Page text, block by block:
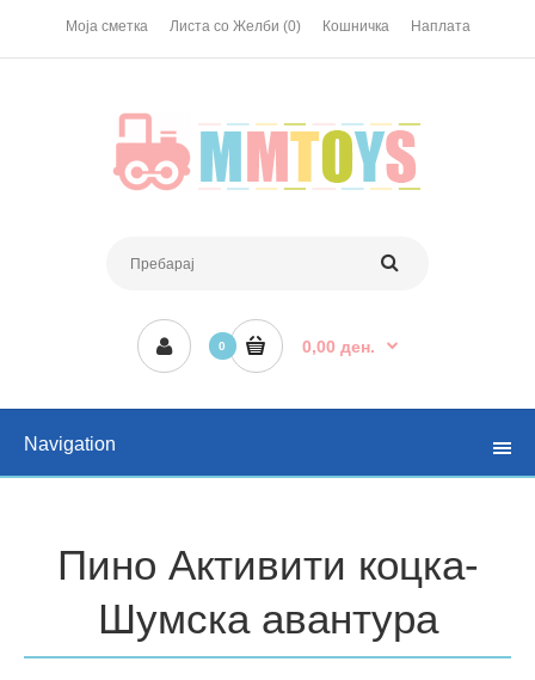
Моја сметка Листа со Желби (0) Кошничка Наплата
0 0,00 ден.
Navigation
Пино Активити коцка-
Шумска авантура